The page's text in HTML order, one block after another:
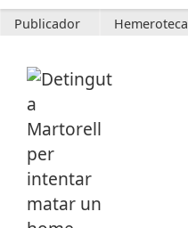
Publicador Hemeroteca